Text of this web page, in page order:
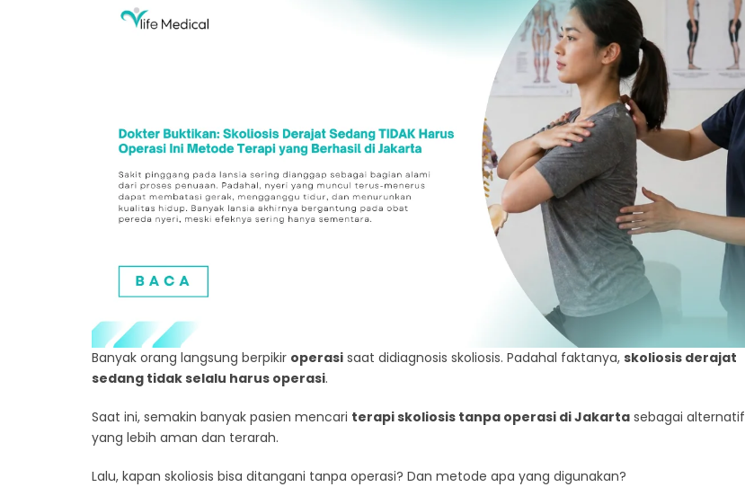
Banyak orang langsung berpikir operasi saat didiagnosis skoliosis. Padahal faktanya, skoliosis derajat
sedang tidak selalu harus operasi.
Saat ini, semakin banyak pasien mencari terapi skoliosis tanpa operasi di Jakarta sebagai alternatif
yang lebih aman dan terarah.
Lalu, kapan skoliosis bisa ditangani tanpa operasi? Dan metode apa yang digunakan?